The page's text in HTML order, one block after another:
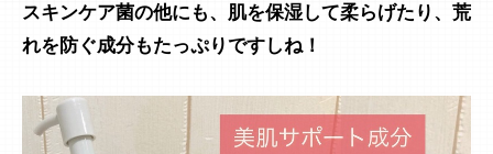
スキンケア菌の他にも、肌を保湿して柔らげたり、荒
れを防ぐ成分もたっぷりですしね！